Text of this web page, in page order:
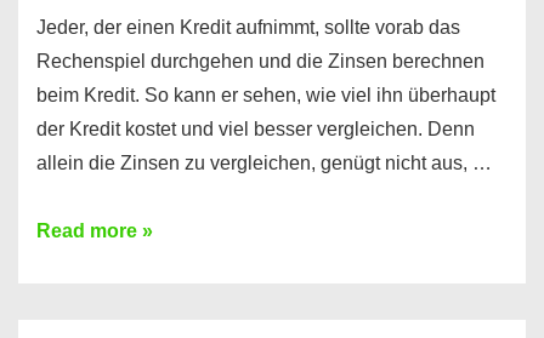
Jeder, der einen Kredit aufnimmt, sollte vorab das
Rechenspiel durchgehen und die Zinsen berechnen
beim Kredit. So kann er sehen, wie viel ihn überhaupt
der Kredit kostet und viel besser vergleichen. Denn
allein die Zinsen zu vergleichen, genügt nicht aus, …
Ganz
Read more »